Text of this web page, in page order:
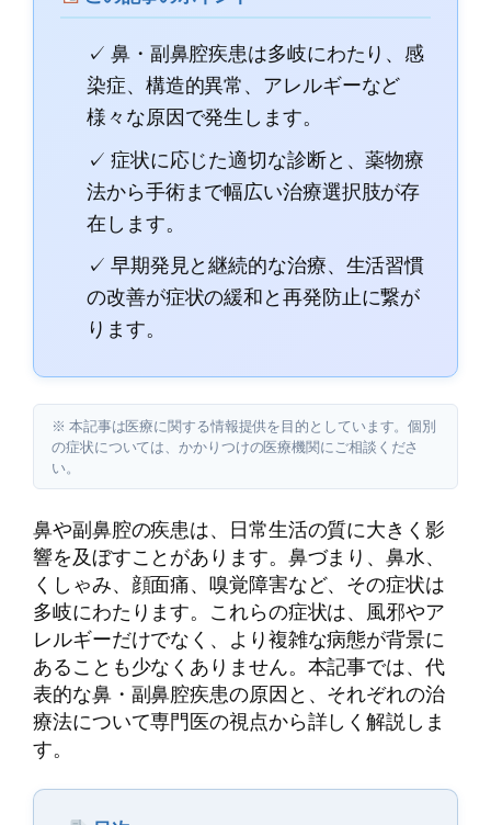
✓ 鼻・副鼻腔疾患は多岐にわたり、感
染症、構造的異常、アレルギーなど
様々な原因で発生します。
✓ 症状に応じた適切な診断と、薬物療
法から手術まで幅広い治療選択肢が存
在します。
✓ 早期発見と継続的な治療、生活習慣
の改善が症状の緩和と再発防止に繋が
ります。
※ 本記事は医療に関する情報提供を目的としています。個別
の症状については、かかりつけの医療機関にご相談くださ
い。
鼻や副鼻腔の疾患は、日常生活の質に大きく影
響を及ぼすことがあります。鼻づまり、鼻水、
くしゃみ、顔面痛、嗅覚障害など、その症状は
多岐にわたります。これらの症状は、風邪やア
レルギーだけでなく、より複雑な病態が背景に
あることも少なくありません。本記事では、代
表的な鼻・副鼻腔疾患の原因と、それぞれの治
療法について専門医の視点から詳しく解説しま
す。